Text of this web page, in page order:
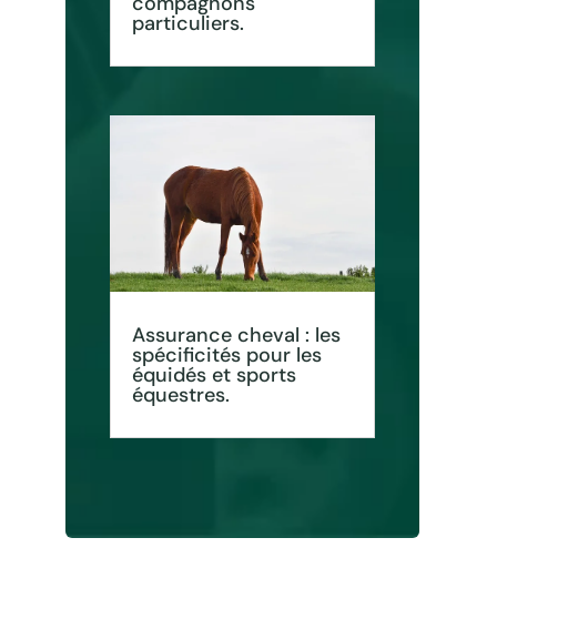
particuliers.
Assurance cheval : les
spécificités pour les
équidés et sports
équestres.